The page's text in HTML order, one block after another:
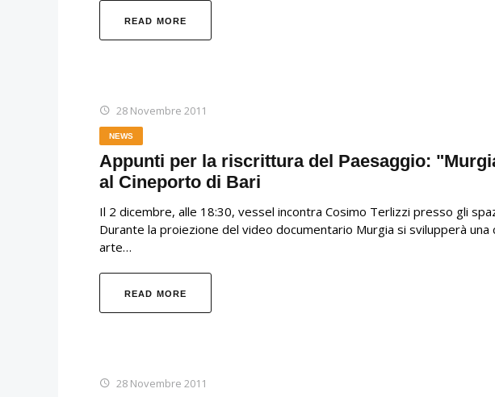
READ MORE
28 Novembre 2011
NEWS
Appunti per la riscrittura del Paesaggio:
al Cineporto di Bari
Il 2 dicembre, alle 18:30, vessel incontra Cosimo Terlizzi presso gli
Durante la proiezione del video documentario Murgia si svilupperà
arte…
READ MORE
28 Novembre 2011